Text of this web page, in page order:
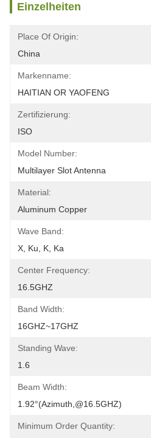
Einzelheiten
Place Of Origin:
China
Markenname:
HAITIAN OR YAOFENG
Zertifizierung:
ISO
Model Number:
Multilayer Slot Antenna
Material:
Aluminum Copper
Wave Band:
X, Ku, K, Ka
Center Frequency:
16.5GHZ
Band Width:
16GHZ~17GHZ
Standing Wave:
1.6
Beam Width:
1.92°(azimuth,@16.5GHZ)
Minimum Order Quantity: